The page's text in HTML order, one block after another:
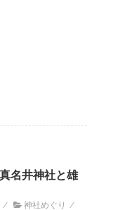
名井神社と雄
/ 神社めぐり
/